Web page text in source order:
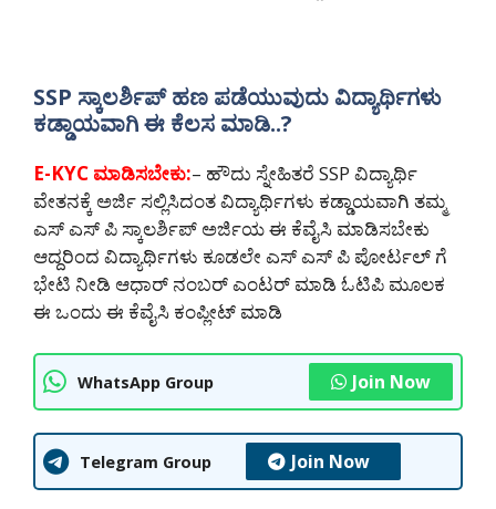
SSP ಸ್ಕಾಲರ್ಶಿಪ್ ಹಣ ಪಡೆಯುವುದು ವಿದ್ಯಾರ್ಥಿಗಳು
ಕಡ್ಡಾಯವಾಗಿ ಈ ಕೆಲಸ ಮಾಡಿ..?
E-KYC ಮಾಡಿಸಬೇಕು:– ಹೌದು ಸ್ನೇಹಿತರೆ SSP ವಿದ್ಯಾರ್ಥಿ
ವೇತನಕ್ಕೆ ಅರ್ಜಿ ಸಲ್ಲಿಸಿದಂತ ವಿದ್ಯಾರ್ಥಿಗಳು ಕಡ್ಡಾಯವಾಗಿ ತಮ್ಮ
ಎಸ್ ಎಸ್ ಪಿ ಸ್ಕಾಲರ್ಶಿಪ್ ಅರ್ಜಿಯ ಈ ಕೆವೈಸಿ ಮಾಡಿಸಬೇಕು
ಆದ್ದರಿಂದ ವಿದ್ಯಾರ್ಥಿಗಳು ಕೂಡಲೇ ಎಸ್ ಎಸ್ ಪಿ ಪೋರ್ಟಲ್ ಗೆ
ಭೇಟಿ ನೀಡಿ ಆಧಾರ್ ನಂಬರ್ ಎಂಟರ್ ಮಾಡಿ ಓಟಿಪಿ ಮೂಲಕ
ಈ ಒಂದು ಈ ಕೆವೈಸಿ ಕಂಪ್ಲೀಟ್ ಮಾಡಿ
WhatsApp Group Join Now
Telegram Group Join Now